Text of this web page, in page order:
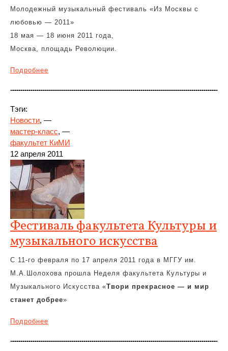
Молодежный музыкальный фестиваль «Из Москвы с
любовью — 2011»
18 мая — 18 июня 2011 года,
Москва, площадь Революции.
Подробнее
Тэги:
Новости, —
мастер-класс, —
факультет КиМИ
12 апреля 2011
Фестиваль факультета Культуры и
музыкального искусства
C 11-го февраля по 17 апреля 2011 года в МГГУ им.
М.А.Шолохова прошла Неделя факультета Культуры и
Музыкального Искусства «Твори прекрасное — и мир
станет добрее»
Подробнее